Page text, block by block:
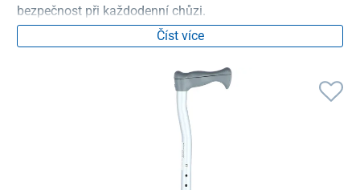
bezpečnost při každodenní chůzi.
Číst více